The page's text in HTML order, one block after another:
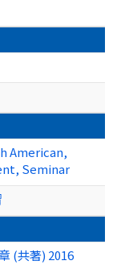
American,
Seminar
(共著) 2016